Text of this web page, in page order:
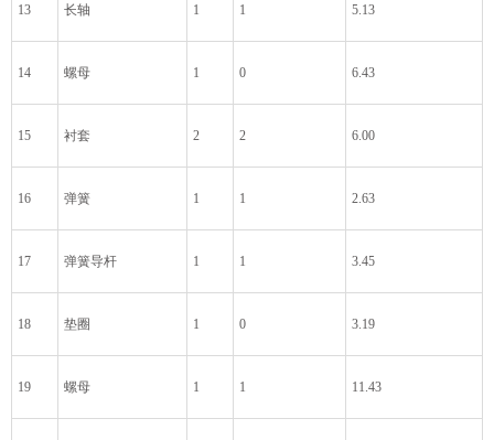
13 长轴 1 1 5.13
14 螺母 1 0 6.43
15 衬套 2 2 6.00
16 弹簧 1 1 2.63
17 弹簧导杆 1 1 3.45
18 垫圈 1 0 3.19
19 螺母 1 1 11.43